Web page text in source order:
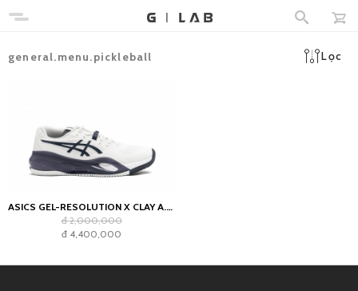
general.menu.pickleball Lọc
ASICS GEL-RESOLUTION X CLAY A.P.C. WHITE MIDNIGHT
đ 2,000,000
đ 4,400,000